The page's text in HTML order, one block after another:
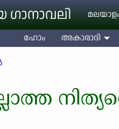
ഗാനാവലി
ഹോം അകാരാദി